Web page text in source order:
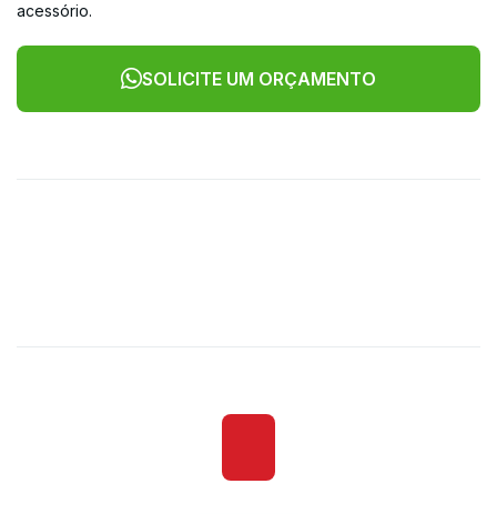
acessório.
SOLICITE UM ORÇAMENTO